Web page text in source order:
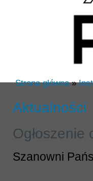
Strona główna»
Aktualności
Ogłoszenie
Szanowni